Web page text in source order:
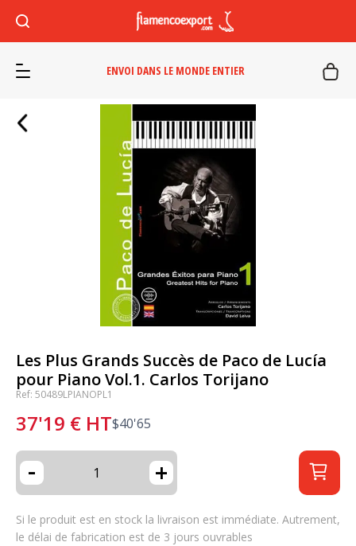
ENVOI DANS LE MONDE ENTIER
Les Plus Grands Succès de Paco de Lucía
pour Piano Vol.1. Carlos Torijano
Ref: 50489LPIANOPL1
37'19 € HT$40'65
- +
Si le produit est en stock la livraison est immédiate. Autrement,
le délai de fabrication est de 3 jours ouvrables